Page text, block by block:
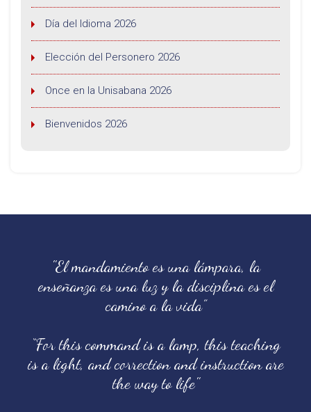
Día del Idioma 2026
Elección del Personero 2026
Once en la Unisabana 2026
Bienvenidos 2026
"El mandamiento es una lámpara, la
enseñanza es una luz y la disciplina es el
camino a la vida”
“For this command is a lamp, this teaching
is a light, and correction and instruction are
the way to life"